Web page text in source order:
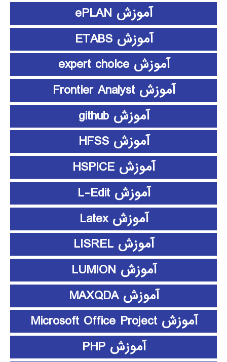
آموزش ePLAN
آموزش ETABS
آموزش expert choice
آموزش Frontier Analyst
آموزش github
آموزش HFSS
آموزش HSPICE
آموزش L-Edit
آموزش Latex
آموزش LISREL
آموزش LUMION
آموزش MAXQDA
آموزش Microsoft Office Project
آموزش PHP